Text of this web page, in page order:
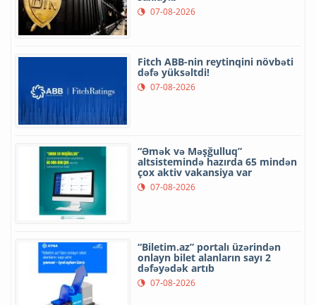
07-08-2026
Fitch ABB-nin reytinqini növbəti
dəfə yüksəltdi!
07-08-2026
“Əmək və Məşğulluq”
altsistemində hazırda 65 mindən
çox aktiv vakansiya var
07-08-2026
“Biletim.az” portalı üzərindən
onlayn bilet alanların sayı 2
dəfəyədək artıb
07-08-2026